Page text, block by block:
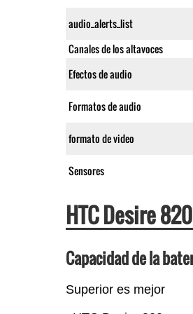
audio_alerts_list
Canales de los altavoces
Efectos de audio
Formatos de audio
formato de video
Sensores
HTC Desire
Capacidad de la
Superior es mejor